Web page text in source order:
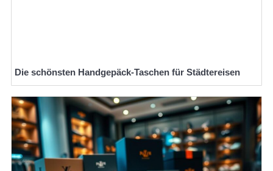
Die schönsten Handgepäck-Taschen für Städtereisen